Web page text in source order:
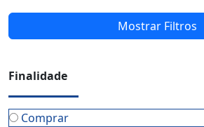
Mostrar Filtros
Finalidade
Comprar